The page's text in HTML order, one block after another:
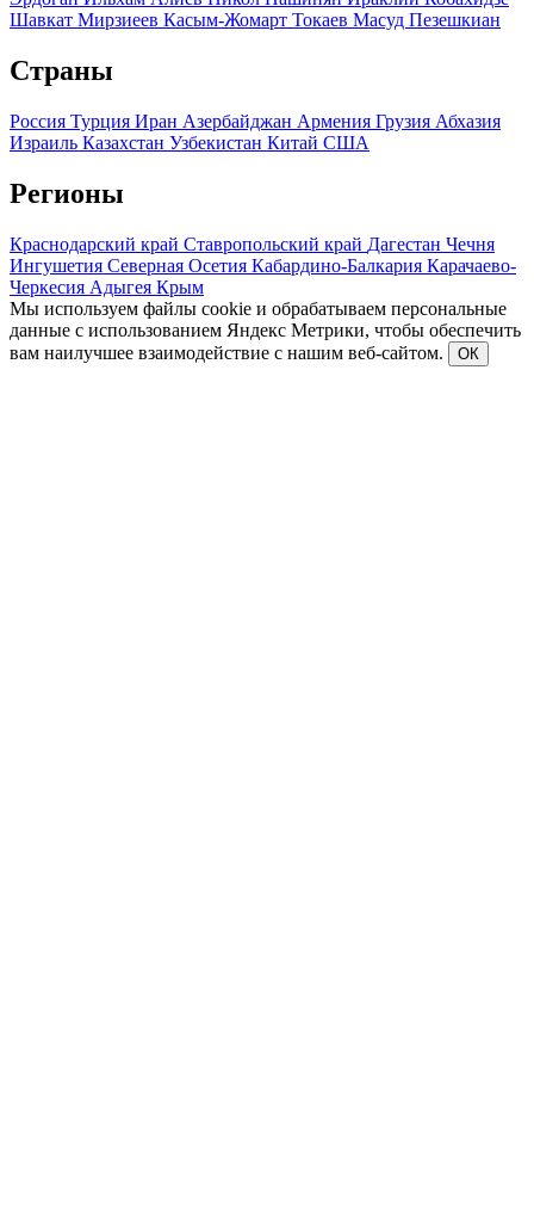
Шавкат Мирзиеев Касым-Жомарт Токаев Масуд Пезешкиан
Страны
Россия Турция Иран Азербайджан Армения Грузия Абхазия
Израиль Казахстан Узбекистан Китай США
Регионы
Краснодарский край Ставропольский край Дагестан Чечня
Ингушетия Северная Осетия Кабардино-Балкария Карачаево-
Черкесия Адыгея Крым
Мы используем файлы cookie и обрабатываем персональные
данные с использованием Яндекс Метрики, чтобы обеспечить
вам наилучшее взаимодействие с нашим веб-сайтом.
ОК